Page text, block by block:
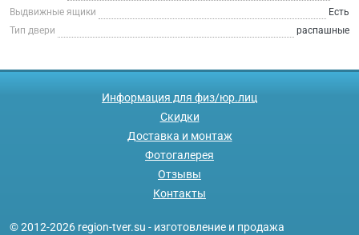
Выдвижные ящики
Есть
Тип двери
распашные
Информация для физ/юр.лиц
Скидки
Доставка и монтаж
Фотогалерея
Отзывы
Контакты
© 2012-2026 region-tver.su - изготовление и продажа